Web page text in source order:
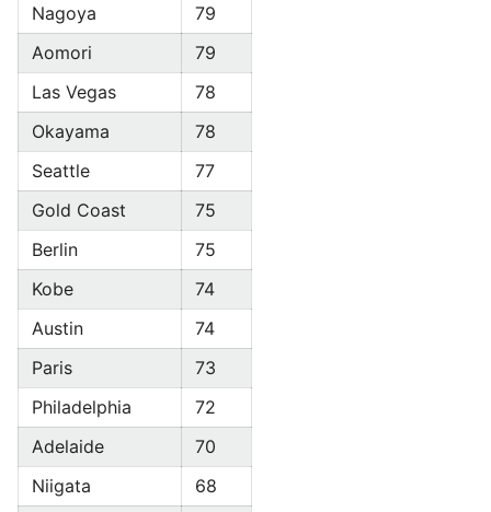
Nagoya
79
Aomori
79
Las Vegas
78
Okayama
78
Seattle
77
Gold Coast
75
Berlin
75
Kobe
74
Austin
74
Paris
73
Philadelphia
72
Adelaide
70
Niigata
68